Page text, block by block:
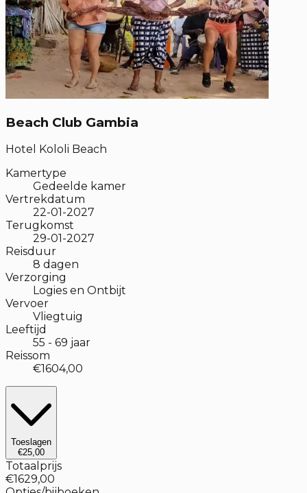
Beach Club Gambia
Hotel Kololi Beach
Kamertype
Gedeelde kamer
Vertrekdatum
22-01-2027
Terugkomst
29-01-2027
Reisduur
8 dagen
Verzorging
Logies en Ontbijt
Vervoer
Vliegtuig
Leeftijd
55 - 69 jaar
Reissom
€1604,00
Toeslagen
€25,00
Totaalprijs
€1629,00